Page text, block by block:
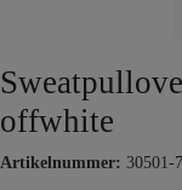
offwhite
Artikelnummer: 30501-